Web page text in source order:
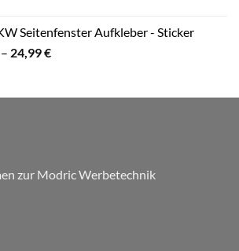
Seitenfenster Aufkleber - Sticker
– 24,99€Preisspanne:
24,99 €
zur Modric Werbetechnik